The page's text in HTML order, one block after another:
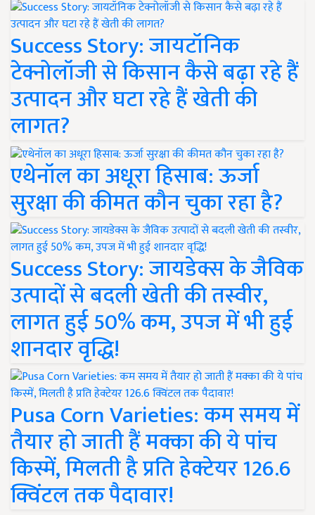
Success Story: जायटॉनिक
टेक्नोलॉजी से किसान कैसे बढ़ा रहे हैं
उत्पादन और घटा रहे हैं खेती की
लागत?
एथेनॉल का अधूरा हिसाब: ऊर्जा
सुरक्षा की कीमत कौन चुका रहा है?
Success Story: जायडेक्स के जैविक
उत्पादों से बदली खेती की तस्वीर,
लागत हुई 50% कम, उपज में भी हुई
शानदार वृद्धि!
Pusa Corn Varieties: कम समय में
तैयार हो जाती हैं मक्का की ये पांच
किस्में, मिलती है प्रति हेक्टेयर 126.6
क्विंटल तक पैदावार!